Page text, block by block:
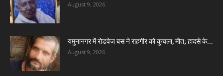
August 9, 2026
यमुनानगर में रोडवेज बस ने राहगीर को कुचला, मौत; हादसे के...
August 9, 2026